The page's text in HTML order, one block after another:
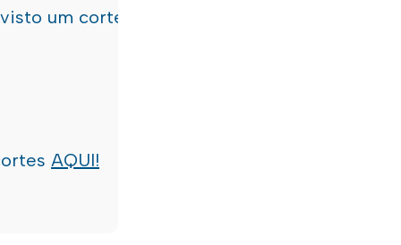
um corte de água
AQUI!